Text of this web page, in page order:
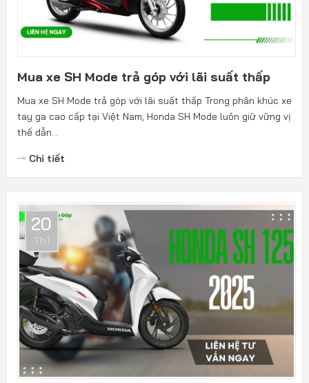
Mua xe SH Mode trả góp với lãi suất thấp
Mua xe SH Mode trả góp với lãi suất thấp Trong phân khúc xe
tay ga cao cấp tại Việt Nam, Honda SH Mode luôn giữ vững vị
thế dẫn...
Chi tiết
20
Th1